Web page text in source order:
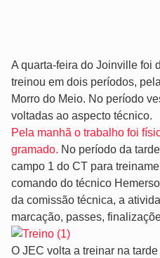
A quarta-feira do Joinville foi
treinou em dois períodos,
Morro do Meio. No período
voltadas ao aspecto técnico.
Pela manhã o trabalho foi
gramado. No período da
campo 1 do CT para
comando do técnico
da comissão técnica, a
marcação, passes,
O JEC volta a treinar na